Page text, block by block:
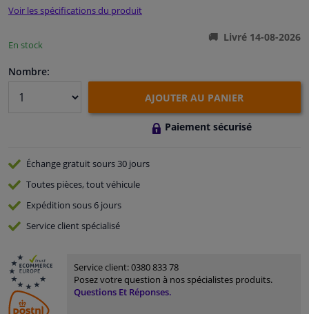
Capteurs & électronique
Voir les spécifications du produit
En stock
Livré 14-08-2026
Nombre:
AJOUTER AU PANIER
Paiement sécurisé
Échange gratuitsours 30 jours
Toutes pièces, tout véhicule
Expédition sous 6 jours
Serviceclient spécialisé
Service client:0380 833 78
Posez votre question à nos spécialistes produits.
Questions Et Réponses.